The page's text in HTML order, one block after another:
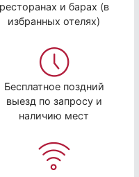
ресторанах и барах (в
избранных отелях)
Бесплатное поздний
выезд по запросу и
наличию мест